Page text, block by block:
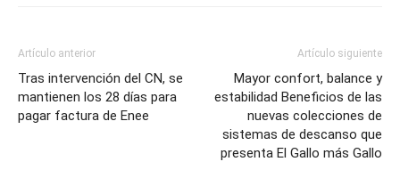
Artículo anterior
Tras intervención del CN, se
mantienen los 28 días para
pagar factura de Enee
Artículo siguiente
Mayor confort, balance y
estabilidad Beneficios de las
nuevas colecciones de
sistemas de descanso que
presenta El Gallo más Gallo